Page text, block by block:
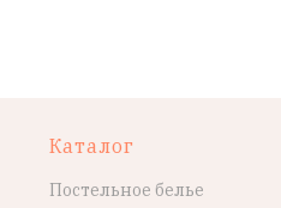
Каталог
Постельное белье